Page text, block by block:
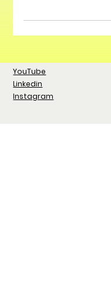
YouTube
Linkedin
Instagram